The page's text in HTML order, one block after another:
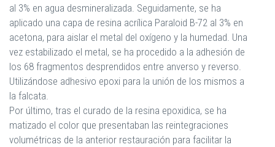
al 3% en agua desmineralizada. Seguidamente, se ha
aplicado una capa de resina acrílica Paraloid B-72 al 3% en
acetona, para aislar el metal del oxígeno y la humedad. Una
vez estabilizado el metal, se ha procedido a la adhesión de
los 68 fragmentos desprendidos entre anverso y reverso.
Utilizándose adhesivo epoxi para la unión de los mismos a
la falcata.
Por último, tras el curado de la resina epoxidica, se ha
matizado el color que presentaban las reintegraciones
volumétricas de la anterior restauración para facilitar la